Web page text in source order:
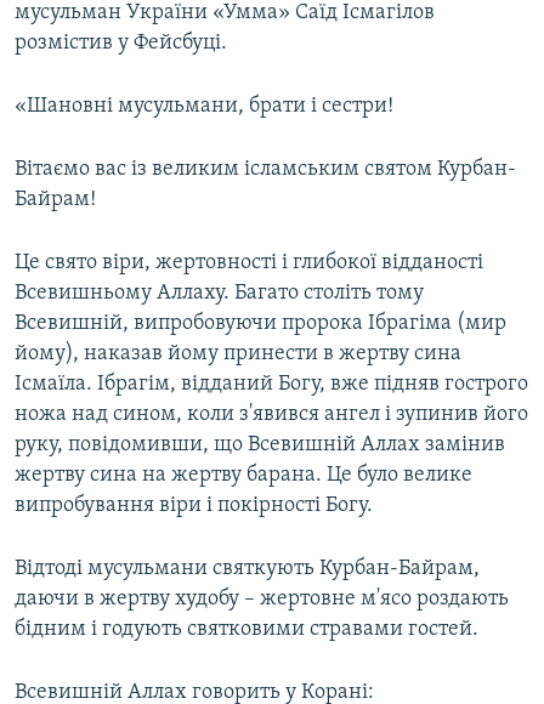
Усі сайти RFE/RL
мусульман України «Умма» Саїд Ісмагілов
розмістив у Фейсбуці.
​«Шановні мусульмани, брати і сестри!
Вітаємо вас із великим ісламським святом Курбан-
Байрам!
Це свято віри, жертовності і глибокої відданості
Всевишньому Аллаху. Багато століть тому
Всевишній, випробовуючи пророка Ібрагіма (мир
йому), наказав йому принести в жертву сина
Ісмаїла. Ібрагім, відданий Богу, вже підняв гострого
ножа над сином, коли з'явився ангел і зупинив його
руку, повідомивши, що Всевишній Аллах замінив
жертву сина на жертву барана. Це було велике
випробування віри і покірності Богу.
Відтоді мусульмани святкують Курбан-Байрам,
даючи в жертву худобу – жертовне м'ясо роздають
бідним і годують святковими стравами гостей.
Всевишній Аллах говорить у Корані: